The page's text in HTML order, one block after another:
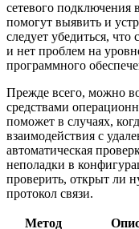
сетевого подключения
помогут выявить и
следует убедиться,
и нет проблем на
программного
Прежде всего, можно
средствами
поможет в случаях,
взаимодействия с
автоматическая
неполадки в
проверить, открыт ли
протокол связи.
Метод